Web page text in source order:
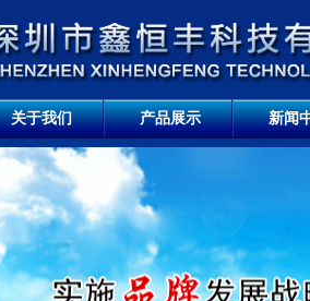
关于我们 产品展示 新闻